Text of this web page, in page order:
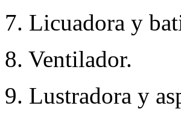
7. Licuadora y
8. Ventilador.
9. Lustradora y